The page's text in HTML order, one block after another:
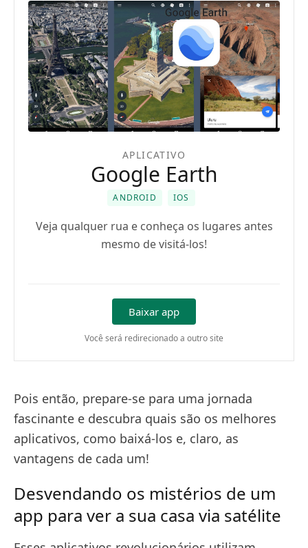
APLICATIVO
Google Earth
ANDROID IOS
Veja qualquer rua e conheça os lugares antes
mesmo de visitá-los!
Baixar app
Você será redirecionado a outro site
Pois então, prepare-se para uma jornada
fascinante e descubra quais são os melhores
aplicativos, como baixá-los e, claro, as
vantagens de cada um!
Desvendando os mistérios de um
app para ver a sua casa via satélite